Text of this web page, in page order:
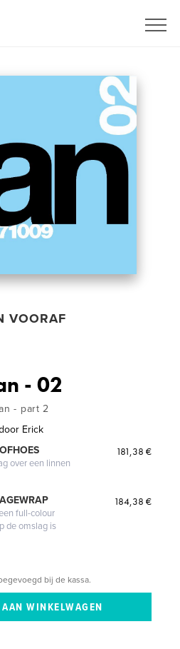
VOORAF
- 02
- part 2
Erick
over een linnen
181,38 €
full-colour
de omslag is
184,38 €
bij de kassa.